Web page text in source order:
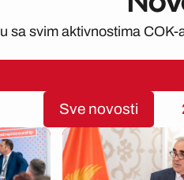
sa svim aktivnostima
Sve novosti
PagePagePagePagePagePagePagePage